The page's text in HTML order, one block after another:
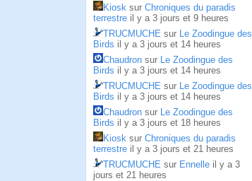
Kiosk sur Chroniques du paradis
terrestre il y a 3 jours et 9 heures
TRUCMUCHE sur Le Zoodingue des
Birds il y a 3 jours et 14 heures
Chaudron sur Le Zoodingue des
Birds il y a 3 jours et 14 heures
TRUCMUCHE sur Le Zoodingue des
Birds il y a 3 jours et 14 heures
Chaudron sur Le Zoodingue des
Birds il y a 3 jours et 18 heures
Kiosk sur Chroniques du paradis
terrestre il y a 3 jours et 21 heures
TRUCMUCHE sur Ennelle il y a 3
jours et 21 heures